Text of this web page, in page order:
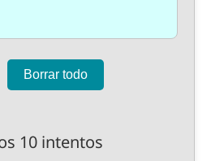
Borrar todo
10 intentos